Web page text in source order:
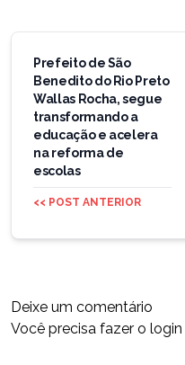
Navegação
Post
Prefeito de São
Benedito do Rio Preto
Wallas Rocha, segue
transformando a
educação e acelera
na reforma de
escolas
<< POST ANTERIOR
Deixe um comentário
Você precisa fazer o login